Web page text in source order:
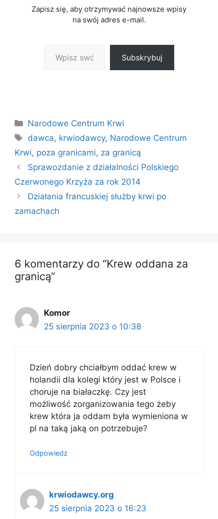
Zapisz się, aby otrzymywać najnowsze wpisy
na swój adres e-mail.
Subskrybuj
Kategorie
Narodowe Centrum Krwi
Tagi
dawca, krwiodawcy, Narodowe Centrum
Krwi, poza granicami, za granicą
Sprawozdanie z działalności Polskiego
Czerwonego Krzyża za rok 2014
Działania francuskiej służby krwi po
zamachach
6 komentarzy do “Krew oddana za
granicą”
Komor
25 sierpnia 2023 o 10:38
Dzień dobry chciałbym oddać krew w
holandii dla kolegi który jest w Polsce i
choruje na białaczkę. Czy jest
możliwość zorganizowania tego żeby
krew która ja oddam była wymieniona w
pl na taką jaką on potrzebuje?
Odpowiedz
krwiodawcy.org
25 sierpnia 2023 o 16:23